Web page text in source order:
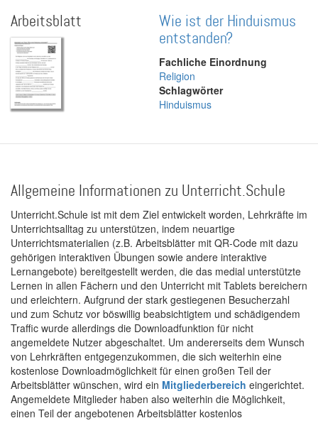
Arbeitsblatt
Wie ist der Hinduismus
entstanden?
Fachliche Einordnung
Religion
Schlagwörter
Hinduismus
Allgemeine Informationen zu Unterricht.Schule
Unterricht.Schule ist mit dem Ziel entwickelt worden, Lehrkräfte im
Unterrichtsalltag zu unterstützen, indem neuartige
Unterrichtsmaterialien (z.B. Arbeitsblätter mit QR-Code mit dazu
gehörigen interaktiven Übungen sowie andere interaktive
Lernangebote) bereitgestellt werden, die das medial unterstützte
Lernen in allen Fächern und den Unterricht mit Tablets bereichern
und erleichtern. Aufgrund der stark gestiegenen Besucherzahl
und zum Schutz vor böswillig beabsichtigtem und schädigendem
Traffic wurde allerdings die Downloadfunktion für nicht
angemeldete Nutzer abgeschaltet. Um andererseits dem Wunsch
von Lehrkräften entgegenzukommen, die sich weiterhin eine
kostenlose Downloadmöglichkeit für einen großen Teil der
Arbeitsblätter wünschen, wird ein Mitgliederbereich eingerichtet.
Angemeldete Mitglieder haben also weiterhin die Möglichkeit,
einen Teil der angebotenen Arbeitsblätter kostenlos